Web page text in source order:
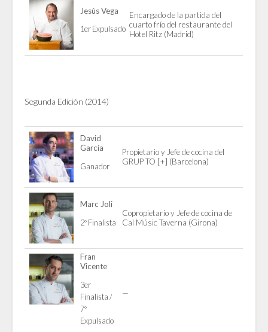
Jesús Vega
1er Expulsado
Encargado de la partida del
cuarto frío del restaurante del
Hotel Ritz (Madrid)
Segunda Edición (2014)
David
García
Ganador
Propietario y Jefe de cocina del
GRUP TO [+] (Barcelona)
Marc Joli
2º Finalista
Copropietario y Jefe de cocina de
Cal Músic Taverna (Girona)
Fran
Vicente
3er
Finalista /
7º
Expulsado
—